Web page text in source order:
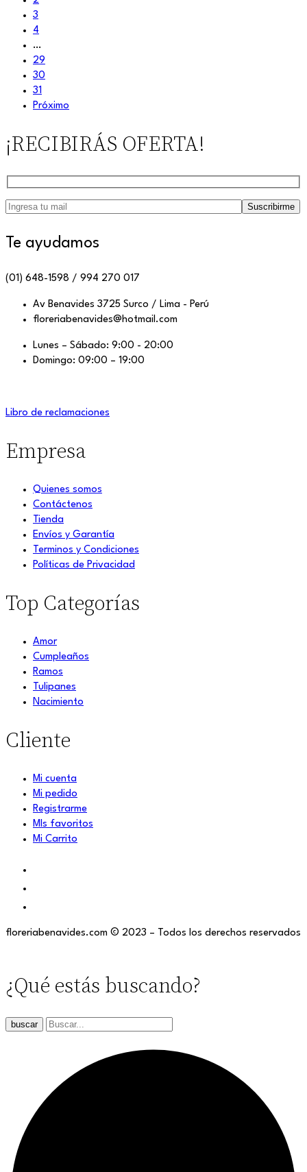
3
4
…
29
30
31
Próximo
¡RECIBIRÁS OFERTA!
Te ayudamos
(01) 648-1598 / 994 270 017
Av Benavides 3725 Surco / Lima - Perú
floreriabenavides@hotmail.com
Lunes – Sábado: 9:00 - 20:00
Domingo: 09:00 – 19:00
Libro de reclamaciones
Empresa
Quienes somos
Contáctenos
Tienda
Envíos y Garantía
Terminos y Condiciones
Políticas de Privacidad
Top Categorías
Amor
Cumpleaños
Ramos
Tulipanes
Nacimiento
Cliente
Mi cuenta
Mi pedido
Registrarme
MIs favoritos
Mi Carrito
floreriabenavides.com © 2023 – Todos los derechos reservados
¿Qué estás buscando?
buscar